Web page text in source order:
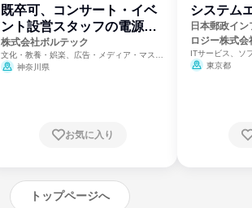
既卒可、コンサート・イベ
ント設営スタッフの電源部
門
株式会社ボルテック
文化・教養・娯楽、広告・メディア・マスコ
ミ、電力・ガス・水道・エネルギー
神奈川県
お気に入り
システム
日本郵政イ
ロジー株式会
ITサービス、ソ
東京都
トップページへ